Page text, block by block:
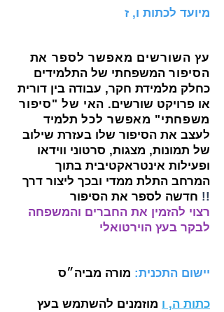
עץ השורשים מאפשר לספר את
הסיפור המשפחתי של התלמידים
כחלק מלמידת חקר, עבודה בין דורית
או פרויקט שורשים. האי של "סיפור
משפחתי" מאפשר לכל תלמיד
לעצב את הסיפור שלו בעזרת שילוב
של תמונות, מצגות, סרטוני ווידאו
ופעילות אינטראקטיבית בתוך
המרחב התלת ממדי ובכך ליצור דרך
חדשה לספר את הסיפור !!
רצוי להזמין את החברים והמשפחה
לבקר בעץ הוירטואלי
יישום התכנית: מורה מביה״ס
כתות ה, ו מוזמנים להשתמש בעץ
מיועד לכתות ו, ז